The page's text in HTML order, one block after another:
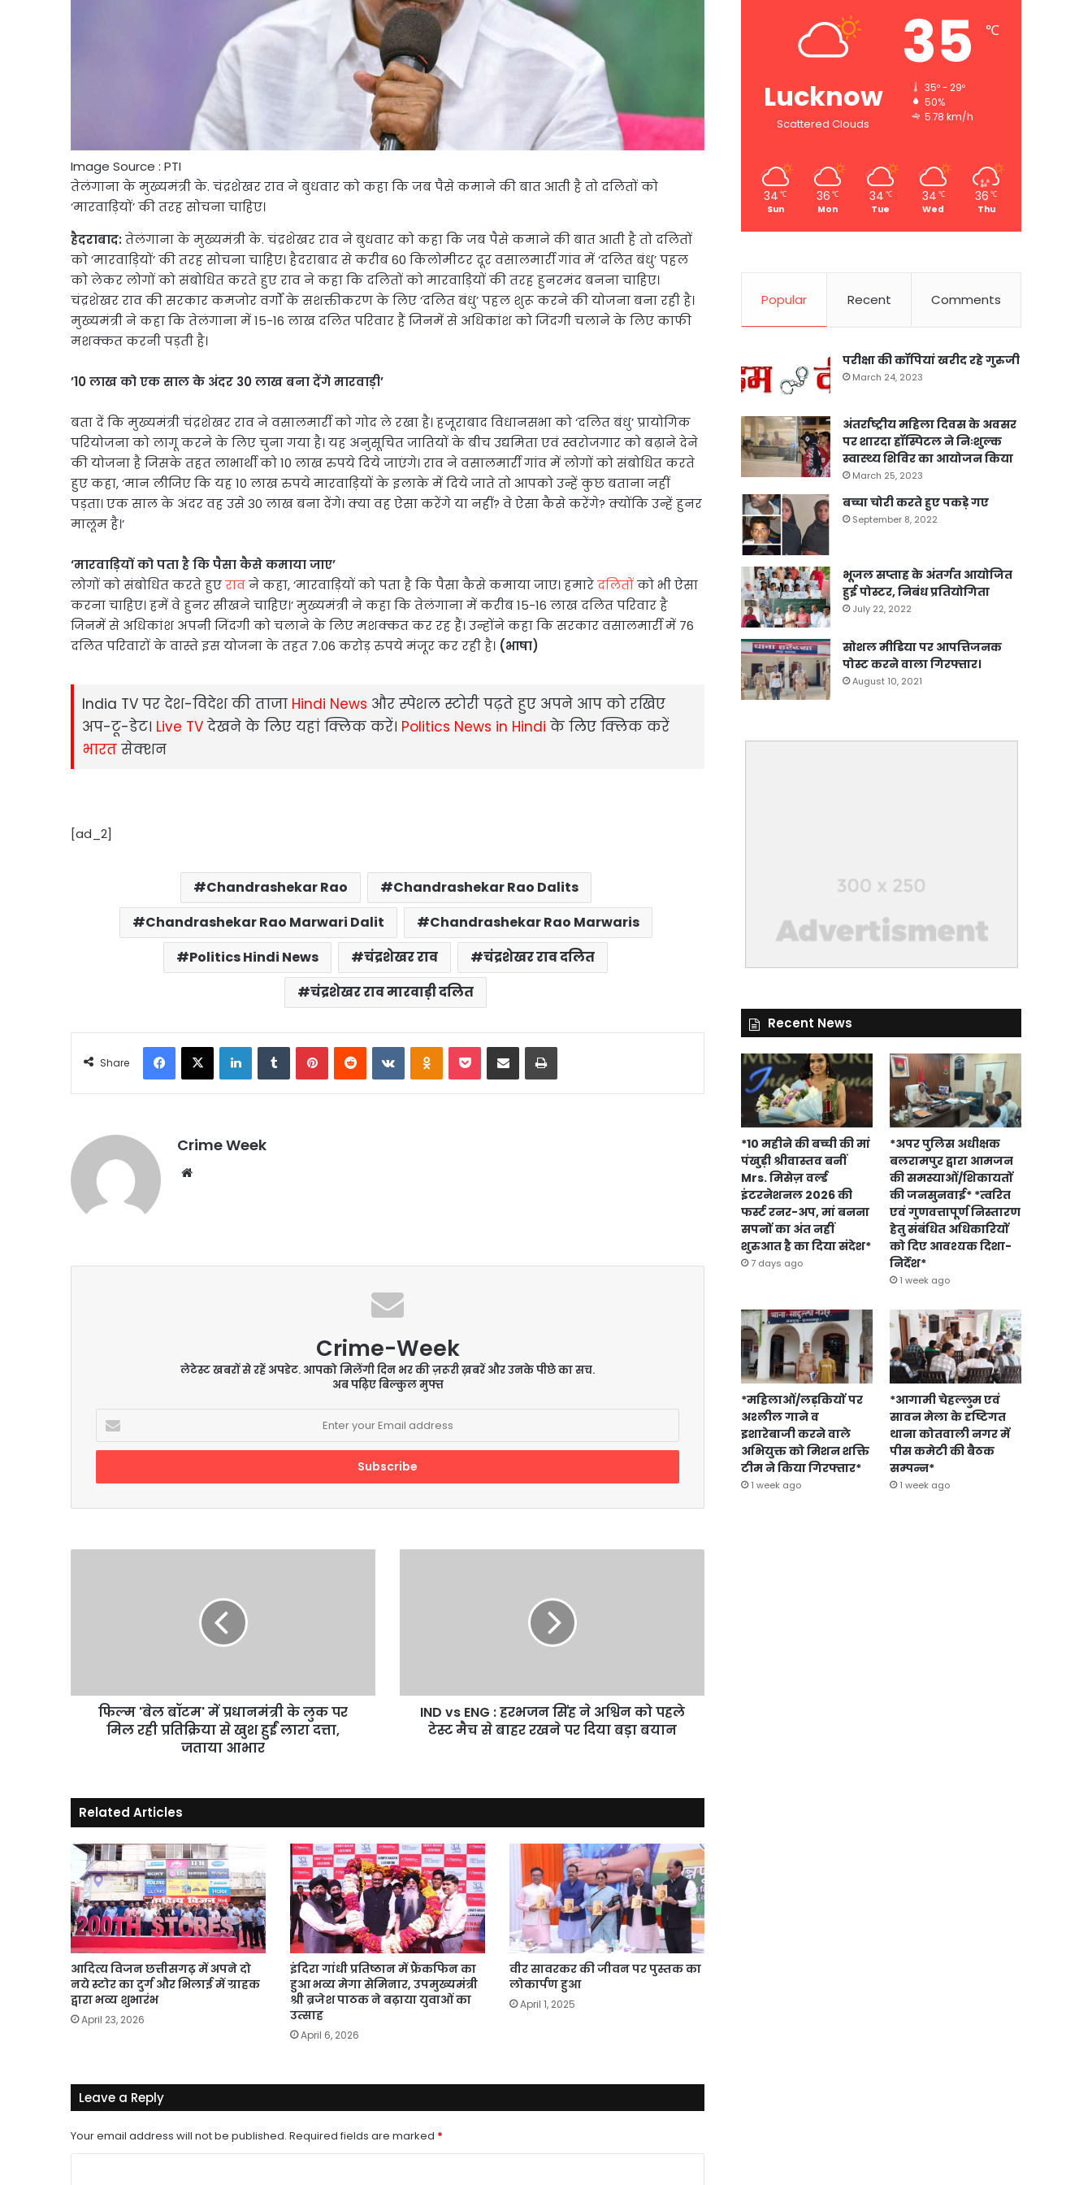
Image Source : PTI
तेलंगाना के मुख्यमंत्री के. चंद्रशेखर राव ने बुधवार को कहा कि जब पैसे कमाने की बात आती है तो दलितों को
‘मारवाड़ियों’ की तरह सोचना चाहिए।
हैदराबाद: तेलंगाना के मुख्यमंत्री के. चंद्रशेखर राव ने बुधवार को कहा कि जब पैसे कमाने की बात आती है तो दलितों
को ‘मारवाड़ियों’ की तरह सोचना चाहिए। हैदराबाद से करीब 60 किलोमीटर दूर वसालमार्री गांव में ‘दलित बंधु’ पहल
को लेकर लोगों को संबोधित करते हुए राव ने कहा कि दलितों को मारवाड़ियों की तरह हुनरमंद बनना चाहिए।
चंद्रशेखर राव की सरकार कमजोर वर्गों के सशक्तीकरण के लिए ‘दलित बंधु’ पहल शुरू करने की योजना बना रही है।
मुख्यमंत्री ने कहा कि तेलंगाना में 15-16 लाख दलित परिवार हैं जिनमें से अधिकांश को जिंदगी चलाने के लिए काफी
मशक्कत करनी पड़ती है।
’10 लाख को एक साल के अंदर 30 लाख बना देंगे मारवाड़ी’
बता दें कि मुख्यमंत्री चंद्रशेखर राव ने वसालमार्री को गोद ले रखा है। हजूराबाद विधानसभा को ‘दलित बंधु’ प्रायोगिक
परियोजना को लागू करने के लिए चुना गया है। यह अनुसूचित जातियों के बीच उद्यमिता एवं स्वरोजगार को बढ़ाने देने
की योजना है जिसके तहत लाभार्थी को 10 लाख रुपये दिये जाएंगे। राव ने वसालमार्री गांव में लोगों को संबोधित करते
हुए कहा, ‘मान लीजिए कि यह 10 लाख रुपये मारवाड़ियों के इलाके में दिये जाते तो आपको उन्हें कुछ बताना नहीं
पड़ता। एक साल के अंदर वह उसे 30 लाख बना देंगे। क्या वह ऐसा करेंगे या नहीं? वे ऐसा कैसे करेंगे? क्योंकि उन्हें हुनर
मालूम है।’
‘मारवाड़ियों को पता है कि पैसा कैसे कमाया जाए’
लोगों को संबोधित करते हुएरावने कहा, ‘मारवाड़ियों को पता है कि पैसा कैसे कमाया जाए। हमारेदलितोंको भी ऐसा
करना चाहिए। हमें वे हुनर सीखने चाहिए।’ मुख्यमंत्री ने कहा कि तेलंगाना में करीब 15-16 लाख दलित परिवार है
जिनमें से अधिकांश अपनी जिंदगी को चलाने के लिए मशक्कत कर रह हैं। उन्होंने कहा कि सरकार वसालमार्री में 76
दलित परिवारों के वास्ते इस योजना के तहत 7.06 करोड़ रुपये मंजूर कर रही है। (भाषा)
India TV पर देश-विदेश की ताजा Hindi News और स्‍पेशल स्‍टोरी पढ़ते हुए अपने आप को रखिए
अप-टू-डेट। Live TV देखने के लिए यहां क्लिक करें। Politics News in Hindi के लिए क्लिक करें
भारत सेक्‍शन
[ad_2]
Chandrashekar Rao
Chandrashekar Rao Dalits
Chandrashekar Rao Marwari Dalit
Chandrashekar Rao Marwaris
Politics Hindi News
चंद्रशेखर राव
चंद्रशेखर राव दलित
चंद्रशेखर राव मारवाड़ी दलित
Share
Facebook
X LinkedInTumblrPinterestReddit VKontakteOdnoklassniki
PocketShare via Email Print
Crime Week
Crime-Week
लेटेस्ट खबरों से रहें अपडेट. आपको मिलेंगी दिन भर की ज़रूरी ख़बरें और उनके पीछे का सच.
अब पढ़िए बिल्कुल मुफ्त
Enter
your
Email
मिल
प्रतिक्रिया
लारा
दत्ता,
जताया
आभार
फिल्म 'बेल बॉटम' में प्रधानमंत्री के लुक पर
मिल रही प्रतिक्रिया से खुश हुईं लारा दत्ता,
जताया आभार
को
रखने
दिया
बड़ा
बयान
IND vs ENG : हरभजन सिंह ने अश्विन को पहले
टेस्ट मैच से बाहर रखने पर दिया बड़ा बयान
Related Articles
आदित्य विजन छत्तीसगढ़ में अपने दो
नये स्टोर का दुर्ग और भिलाई में ग्राहक
द्वारा भव्य शुभारंभ
April 23, 2026
इंदिरा गांधी प्रतिष्ठान में फ्रैंकफिन का
हुआ भव्य मेगा सेमिनार, उपमुख्यमंत्री
श्री ब्रजेश पाठक ने बढ़ाया युवाओं का
उत्साह
April 6, 2026
वीर सावरकर की जीवन पर पुस्तक का
लोकार्पण हुआ
April 1, 2025
Leave a Reply
Your email address will not be published. Required fields are marked *
Lucknow
Scattered Clouds
35 ℃
35º - 29º
50%
5.78 km/h
34 ℃
Sun
36 ℃
Mon
34 ℃
Tue
34 ℃
Wed
36 ℃
Thu
Popular Recent Comments
परीक्षा की कॉपियां खरीद रहे गुरुजी
March 24, 2023
अंतर्राष्ट्रीय महिला दिवस के अवसर
पर शारदा हॉस्पिटल ने निःशुल्क
स्वास्थ्य शिविर का आयोजन किया
March 25, 2023
बच्चा चोरी करते हुए पकड़े गए
September 8, 2022
भूजल सप्ताह के अंतर्गत आयोजित
हुई पोस्टर, निबंध प्रतियोगिता
July 22, 2022
सोशल मीडिया पर आपत्तिजनक
पोस्ट करने वाला गिरफ्तार।
August 10, 2021
Recent News
*10 महीने की बच्ची की मां
पंखुड़ी श्रीवास्तव बनीं
Mrs. मिसेज़ वर्ल्ड
इंटरनेशनल 2026 की
फर्स्ट रनर-अप, मां बनना
सपनों का अंत नहीं
शुरुआत है का दिया संदेश*
7 days ago
*अपर पुलिस अधीक्षक
बलरामपुर द्वारा आमजन
की समस्याओं/शिकायतों
की जनसुनवाई* *त्वरित
एवं गुणवत्तापूर्ण निस्तारण
हेतु संबंधित अधिकारियों
को दिए आवश्यक दिशा-
निर्देश*
1 week ago
*महिलाओं/लड़कियों पर
अश्लील गाने व
इशारेबाजी करने वाले
अभियुक्त को मिशन शक्ति
टीम ने किया गिरफ्तार*
1 week ago
*आगामी चेहल्लुम एवं
सावन मेला के दृष्टिगत
थाना कोतवाली नगर में
पीस कमेटी की बैठक
सम्पन्न*
1 week ago